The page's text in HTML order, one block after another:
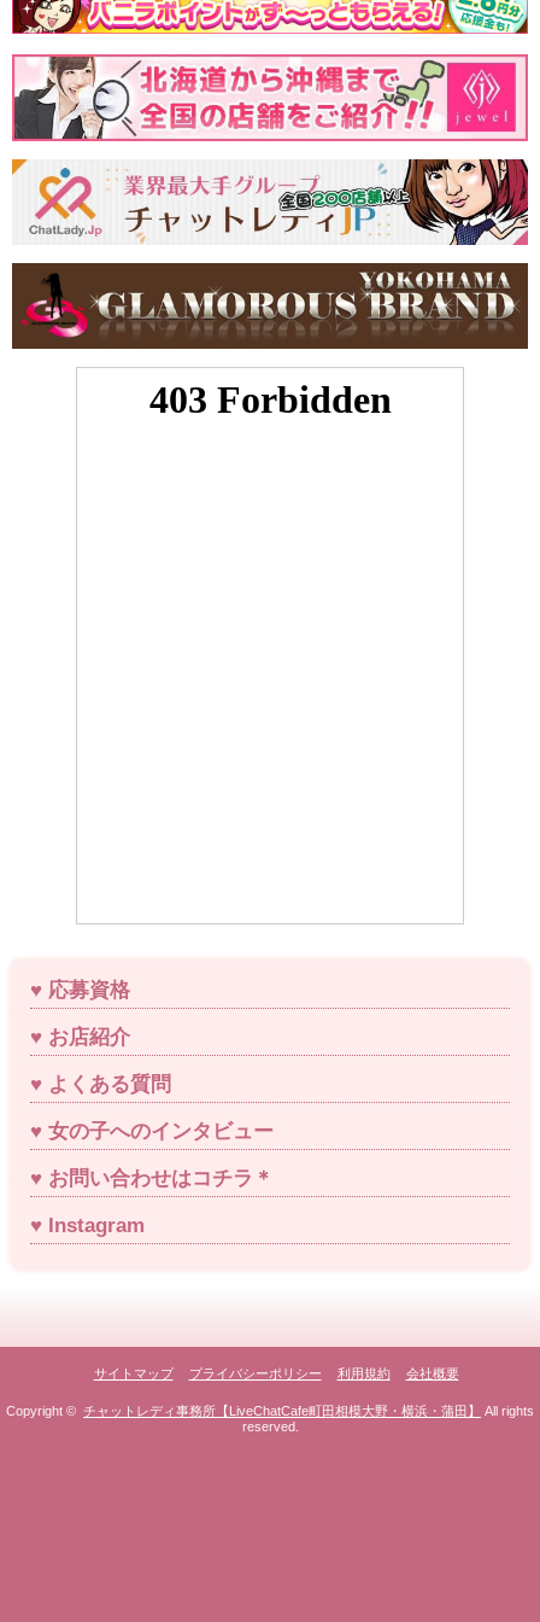
応募資格
お店紹介
よくある質問
女の子へのインタビュー
お問い合わせはコチラ＊
Instagram
サイトマップ プライバシーポリシー 利用規約 会社概要
Copyright © チャットレディ事務所【LiveChatCafe町田相模大野・横浜・蒲田】
All rights
reserved.